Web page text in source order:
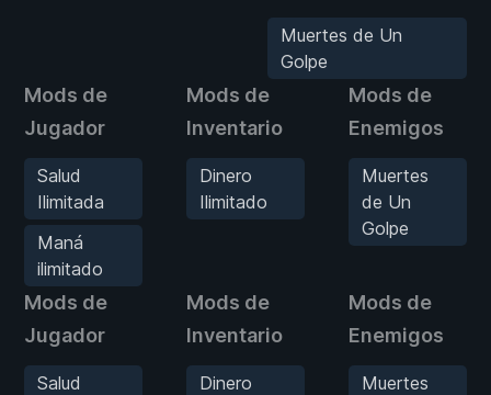
Muertes de Un
Golpe
Mods de
Jugador
Salud
Ilimitada
Maná
ilimitado
Mods de
Inventario
Dinero
Ilimitado
Mods de
Enemigos
Muertes
de Un
Golpe
Mods de
Jugador
Salud
Mods de
Inventario
Dinero
Mods de
Enemigos
Muertes